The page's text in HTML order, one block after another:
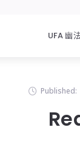
UFA 幽
Published: